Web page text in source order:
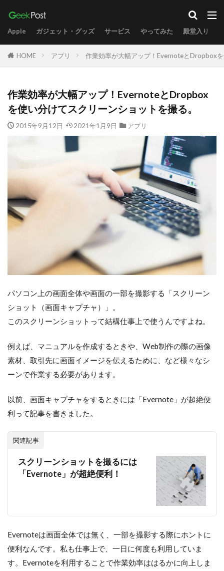
Apple ガジェット・グッズ サービス やってみた 殿堂入り
HOME アプリ 作業効率が大幅アップ！EvernoteとDropbox
作業効率が大幅アップ！EvernoteとDropbox
を使い分けてスクリーンショットを撮る。
2015年9月12日 2021年1月9日 アプリ
パソコン上の画面全体や画面の一部を撮影する「スクリーン
ショット（画面キャプチャ）」。
このスクリーンショットって結構仕事上で使うんですよね。
例えば、マニュアルを作成するときや、Web制作の際の画像
素材、取引先に画面イメージを伝えるために、など様々なシ
ーンで作業する必要があります。
以前、画面キャプチャをするときには「Evernote」が超絶便
利って記事を書きました。
関連記事
スクリーンショットを撮るには
「Evernote」が超絶便利！
Evernoteは画面全体では無く、一部を撮影する際にホントに
便利なんです。私も仕事上で、一日に何度も利用していま
す。Evernoteを利用することで作業効率ははるかに向上しま